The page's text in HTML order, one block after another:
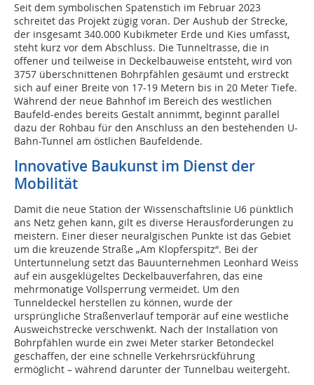
Seit dem symbolischen Spatenstich im Februar 2023
schreitet das Projekt zügig voran. Der Aushub der Strecke,
der insgesamt 340.000 Kubikmeter Erde und Kies umfasst,
steht kurz vor dem Abschluss. Die Tunneltrasse, die in
offener und teilweise in Deckelbauweise entsteht, wird von
3757 überschnittenen Bohrpfählen gesäumt und erstreckt
sich auf einer Breite von 17-19 Metern bis in 20 Meter Tiefe.
Während der neue Bahnhof im Bereich des westlichen
Baufeld-endes bereits Gestalt annimmt, beginnt parallel
dazu der Rohbau für den Anschluss an den bestehenden U-
Bahn-Tunnel am östlichen Baufeldende.
Innovative Baukunst im Dienst der
Mobilität
Damit die neue Station der Wissenschaftslinie U6 pünktlich
ans Netz gehen kann, gilt es diverse Herausforderungen zu
meistern. Einer dieser neuralgischen Punkte ist das Gebiet
um die kreuzende Straße „Am Klopferspitz“. Bei der
Untertunnelung setzt das Bauunternehmen Leonhard Weiss
auf ein ausgeklügeltes Deckelbauverfahren, das eine
mehrmonatige Vollsperrung vermeidet. Um den
Tunneldeckel herstellen zu können, wurde der
ursprüngliche Straßenverlauf temporär auf eine westliche
Ausweichstrecke verschwenkt. Nach der Installation von
Bohrpfählen wurde ein zwei Meter starker Betondeckel
geschaffen, der eine schnelle Verkehrsrückführung
ermöglicht – während darunter der Tunnelbau weitergeht.